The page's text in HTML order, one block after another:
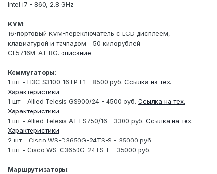
Intel i7 - 860, 2.8 GHz
KVM:
16-портовый KVM-переключатель с LCD дисплеем,
клавиатурой и тачпадом - 50 килорублей
CL5716M-AT-RG. описание
Коммутаторы:
1 шт - H3C S3100-16TP-E1 - 8500 руб. Ссылка на тех.
Характеристики
1 шт - Allied Telesis GS900/24 - 4500 руб. Ссылка на тех.
Характеристики
1 шт - Allied Telesis AT-FS750/16 - 3300 руб. Ссылка на тех.
Характеристики
2 шт - Cisco WS-C3650G-24TS-S - 35000 руб.
1 шт - Cisco WS-C3650G-24TS-E - 35000 руб.
Маршрутизаторы: